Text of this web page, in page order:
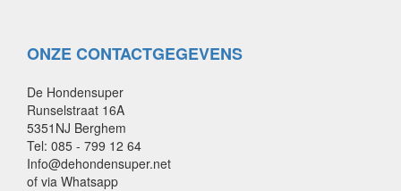
ONZE CONTACTGEGEVENS
De Hondensuper
Runselstraat 16A
5351NJ Berghem
Tel: 085 - 799 12 64
Info@dehondensuper.net
of via Whatsapp